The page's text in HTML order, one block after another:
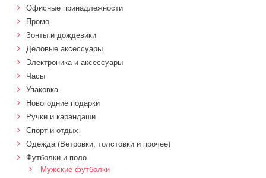
Офисные принадлежности
Промо
Зонты и дождевики
Деловые аксессуары
Электроника и аксессуары
Часы
Упаковка
Новогодние подарки
Ручки и карандаши
Спорт и отдых
Одежда (Ветровки, толстовки и прочее)
Футболки и поло
Мужские футболки